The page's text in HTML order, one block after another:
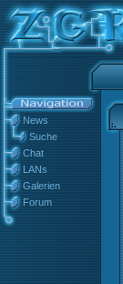
News
Suche
Chat
LANs
Galerien
Forum